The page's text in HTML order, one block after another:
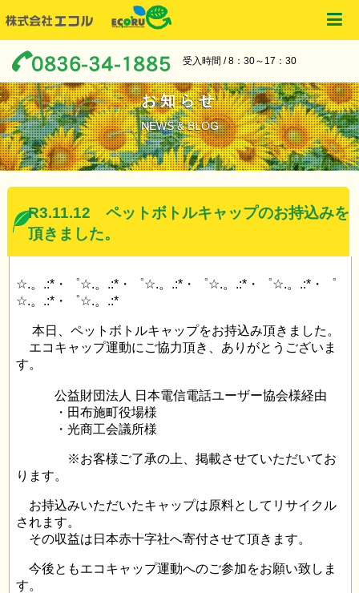
受入時間 / 8：30～17：30
お知らせ
NEWS & BLOG
R3.11.12 ペットボトルキャップのお持込みを
頂きました。
☆.。.:*・゜☆.。.:*・゜☆.。.:*・゜☆.。.:*・゜☆.。.:*・゜
☆.。.:*・゜☆.。.:*
本日、ペットボトルキャップをお持込み頂きました。
エコキャップ運動にご協力頂き、ありがとうございま
す。
公益財団法人 日本電信電話ユーザー協会様経由
・田布施町役場様
・光商工会議所様
※お客様ご了承の上、掲載させていただいてお
ります。
お持込みいただいたキャップは原料としてリサイクル
されます。
その収益は日本赤十字社へ寄付させて頂きます。
今後ともエコキャップ運動へのご参加をお願い致しま
す。